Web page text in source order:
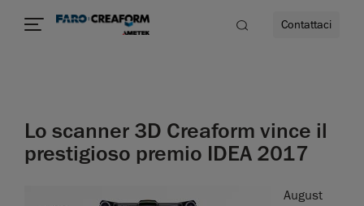
Contattaci
Lo scanner 3D Creaform vince il
prestigioso premio IDEA 2017
August